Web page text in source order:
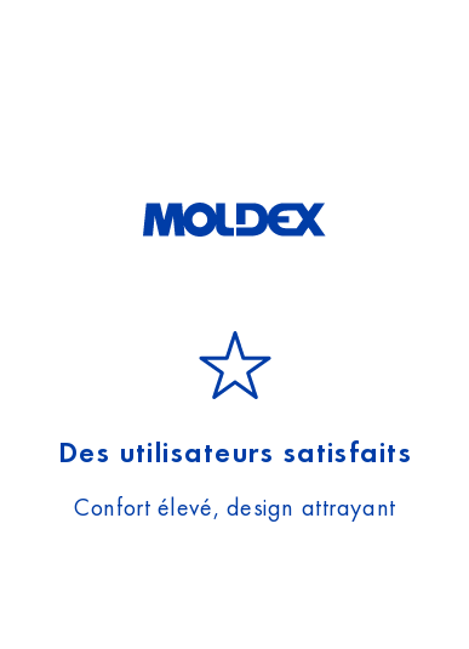
Des utilisateurs satisfaits
Confort élevé, design attrayant